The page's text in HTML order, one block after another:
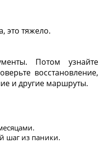
это тяжело.
Потом узнайте
восстановление,
и другие маршруты.
шаг из паники.